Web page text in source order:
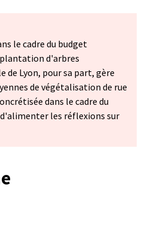
le cadre du budget
d'arbres
de Lyon, pour sa part, gère
de végétalisation de rue
dans le cadre du
les réflexions sur